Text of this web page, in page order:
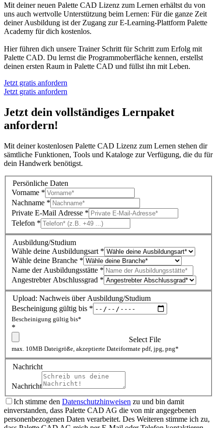
Mit deiner neuen Palette CAD Lizenz zum Lernen erhältst du von
uns auch wertvolle Unterstützung beim Lernen: Für die ganze Zeit
deiner Ausbildung ist der Zugang zur E-Learning-Plattform Palette
Academy für dich kostenlos.
Hier führen dich unsere Trainer Schritt für Schritt zum Erfolg mit
Palette CAD. Du lernst die Programmoberfläche kennen, erstellst
deinen ersten Raum in Palette CAD und füllst ihn mit Leben.
Jetzt gratis anfordern
Jetzt gratis anfordern
Jetzt dein vollständiges Lernpaket
anfordern!
Mit deiner kos­ten­lo­sen Pa­let­te CAD Li­zenz zum Ler­nen ste­hen dir
sämt­li­che Funk­tio­nen, Tools und Ka­ta­lo­ge zur Ver­fü­gung, die du für
dein Hand­werk be­nö­tigst.
Persönliche Daten
Vorname *
Nachname *
Private E-Mail Adresse *
Telefon *
Ausbildung/Studium
Wähle deine Ausbildungsart *
Wähle deine Branche *
Name der Ausbildungsstätte *
Angestrebter Abschlussgrad *
Upload: Nachweis über Ausbildung/Studium
Bescheinigung gültig bis *
Bescheinigung gültig bis*
*
Select File
max. 10MB Dateigröße, akzeptierte Dateiformate pdf, jpg, png*
Nachricht
Nachricht
Ich stimme den Datenschutzhinweisen zu und bin damit
einverstanden, dass Palette CAD AG die von mir angegebenen
personenbezogenen Daten verarbeitet. Des Weiteren stimme ich zu,